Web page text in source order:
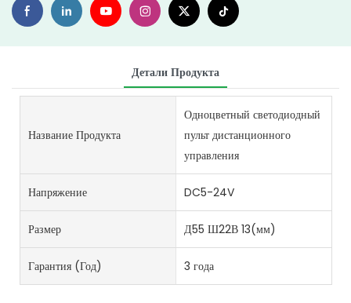
Детали Продукта
Название Продукта
Одноцветный светодиодный
пульт дистанционного
управления
Напряжение DC5-24V
Размер Д55 Ш22В 13(мм)
Гарантия (год) 3 года